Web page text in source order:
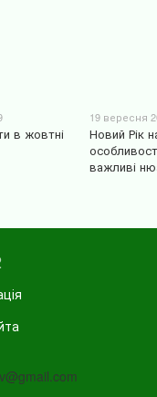
в жовтні
19 вересня
Новий Рік
важливі